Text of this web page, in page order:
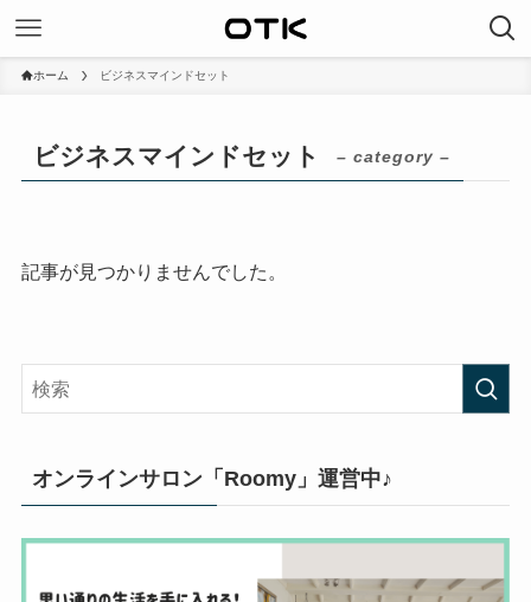
ホーム ビジネスマインドセット
ビジネスマインドセット – category –
記事が見つかりませんでした。
オンラインサロン「Roomy」運営中♪